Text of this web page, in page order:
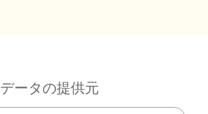
データの提供元